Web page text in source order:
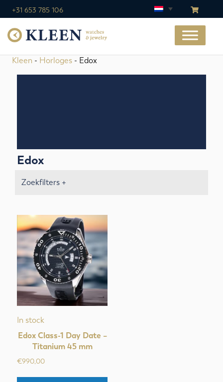
+31 653 785 106
Kleen - Horloges - Edox
Edox
Zoekfilters +
In stock
Edox Class-1 Day Date –
Titanium 45 mm
€990,00